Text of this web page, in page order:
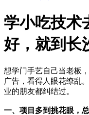
学小吃技术
好，就到长
想学门手艺自己当老板
广告，看得人眼花缭乱
业的朋友都纠结过。
一、项目多到挑花眼，